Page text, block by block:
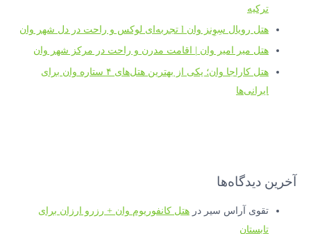
ترکیه
هتل رویال سِوِنز وان l تجربه‌ای لوکس و راحت در دل شهر وان
هتل میر امیر وان | اقامت مدرن و راحت در مرکز شهر وان
هتل کاراجا وان؛ یکی از بهترین هتل‌های ۴ ستاره وان برای
ایرانی‌ها
آخرین دیدگاه‌ها
تقوی آراس سیر درهتل کانفوریوم وان + رزرو ارزان برای
تابستان